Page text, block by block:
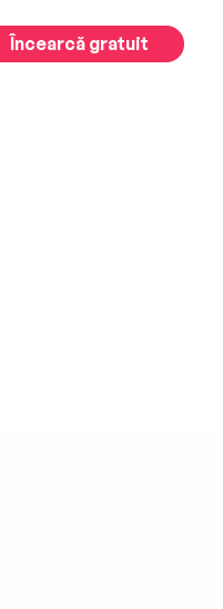
Încearcă gratuit